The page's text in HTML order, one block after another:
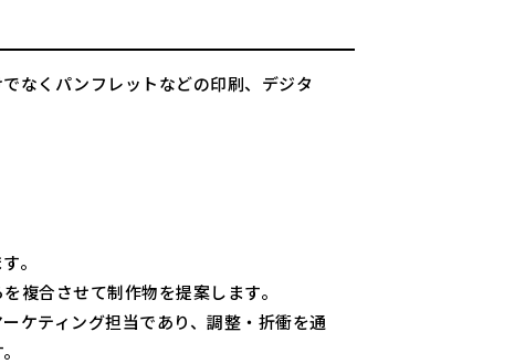
なくパンフレットなどの印刷、デジタ
。
複合させて制作物を提案します。
ケティング担当であり、調整・折衝を通